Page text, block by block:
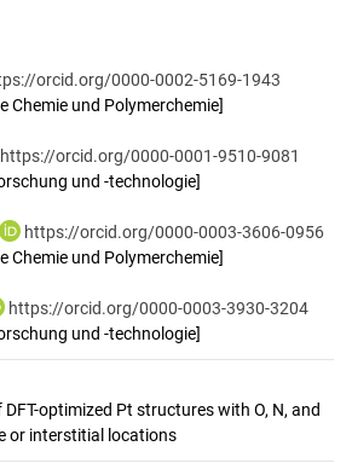
orcid.org/0000-0002-5169-1943
Chemie und Polymerchemie]
https://orcid.org/0000-0001-9510-9081
und -technologie]
https://orcid.org/0000-0003-3606-0956
Chemie und Polymerchemie]
https://orcid.org/0000-0003-3930-3204
und -technologie]
optimized Pt structures with O, N, and
or interstitial locations